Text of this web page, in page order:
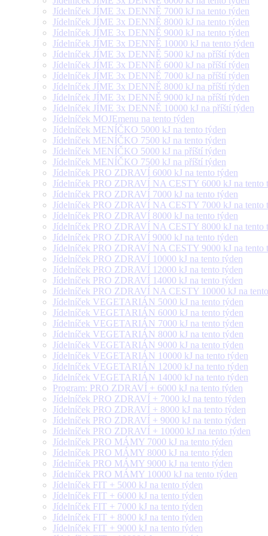
Jídelníček JÍME 3x DENNĚ 7000 kJ na tento týden
Jídelníček JÍME 3x DENNĚ 8000 kJ na tento týden
Jídelníček JÍME 3x DENNĚ 9000 kJ na tento týden
Jídelníček JÍME 3x DENNĚ 10000 kJ na tento týden
Jídelníček JÍME 3x DENNĚ 5000 kJ na příští týden
Jídelníček JÍME 3x DENNĚ 6000 kJ na příští týden
Jídelníček JÍME 3x DENNĚ 7000 kJ na příští týden
Jídelníček JÍME 3x DENNĚ 8000 kJ na příští týden
Jídelníček JÍME 3x DENNĚ 9000 kJ na příští týden
Jídelníček JÍME 3x DENNĚ 10000 kJ na příští týden
Jídelníček MOJEmenu na tento týden
Jídelníček MENÍČKO 5000 kJ na tento týden
Jídelníček MENÍČKO 7500 kJ na tento týden
Jídelníček MENÍČKO 5000 kJ na příští týden
Jídelníček MENÍČKO 7500 kJ na příští týden
Jídelníček PRO ZDRAVÍ 6000 kJ na tento týden
Jídelníček PRO ZDRAVÍ NA CESTY 6000 kJ na tento
Jídelníček PRO ZDRAVÍ 7000 kJ na tento týden
Jídelníček PRO ZDRAVÍ NA CESTY 7000 kJ na tento
Jídelníček PRO ZDRAVÍ 8000 kJ na tento týden
Jídelníček PRO ZDRAVÍ NA CESTY 8000 kJ na tento
Jídelníček PRO ZDRAVÍ 9000 kJ na tento týden
Jídelníček PRO ZDRAVÍ NA CESTY 9000 kJ na tento
Jídelníček PRO ZDRAVÍ 10000 kJ na tento týden
Jídelníček PRO ZDRAVÍ 12000 kJ na tento týden
Jídelníček PRO ZDRAVÍ 14000 kJ na tento týden
Jídelníček PRO ZDRAVÍ NA CESTY 10000 kJ na
Jídelníček VEGETARIÁN 5000 kJ na tento týden
Jídelníček VEGETARIÁN 6000 kJ na tento týden
Jídelníček VEGETARIÁN 7000 kJ na tento týden
Jídelníček VEGETARIÁN 8000 kJ na tento týden
Jídelníček VEGETARIÁN 9000 kJ na tento týden
Jídelníček VEGETARIÁN 10000 kJ na tento týden
Jídelníček VEGETARIÁN 12000 kJ na tento týden
Jídelníček VEGETARIÁN 14000 kJ na tento týden
Program: PRO ZDRAVÍ + 6000 kJ na tento týden
Jídelníček PRO ZDRAVÍ + 7000 kJ na tento týden
Jídelníček PRO ZDRAVÍ + 8000 kJ na tento týden
Jídelníček PRO ZDRAVÍ + 9000 kJ na tento týden
Jídelníček PRO ZDRAVÍ + 10000 kJ na tento týden
Jídelníček PRO MÁMY 7000 kJ na tento týden
Jídelníček PRO MÁMY 8000 kJ na tento týden
Jídelníček PRO MÁMY 9000 kJ na tento týden
Jídelníček PRO MÁMY 10000 kJ na tento týden
Jídelníček FIT + 5000 kJ na tento týden
Jídelníček FIT + 6000 kJ na tento týden
Jídelníček FIT + 7000 kJ na tento týden
Jídelníček FIT + 8000 kJ na tento týden
Jídelníček FIT + 9000 kJ na tento týden